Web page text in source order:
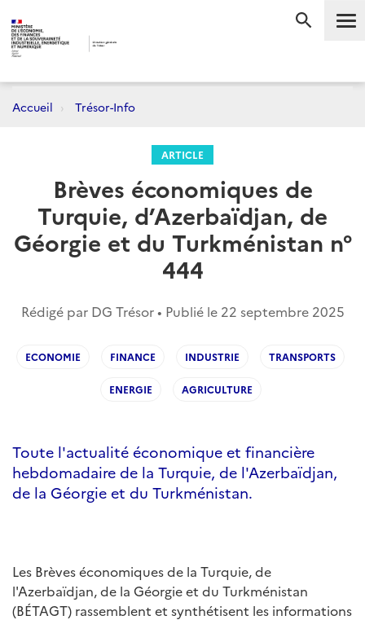
Accueil Trésor-Info
ARTICLE
Brèves économiques de
Turquie, d’Azerbaïdjan, de
Géorgie et du Turkménistan n°
444
Rédigé par DG Trésor • Publié le 22 septembre 2025
ECONOMIE FINANCE INDUSTRIE TRANSPORTS
ENERGIE AGRICULTURE
Toute l'actualité économique et financière
hebdomadaire de la Turquie, de l'Azerbaïdjan,
de la Géorgie et du Turkménistan.
Les Brèves économiques de la Turquie, de
l'Azerbaïdjan, de la Géorgie et du Turkménistan
(BÉTAGT) rassemblent et synthétisent les informations